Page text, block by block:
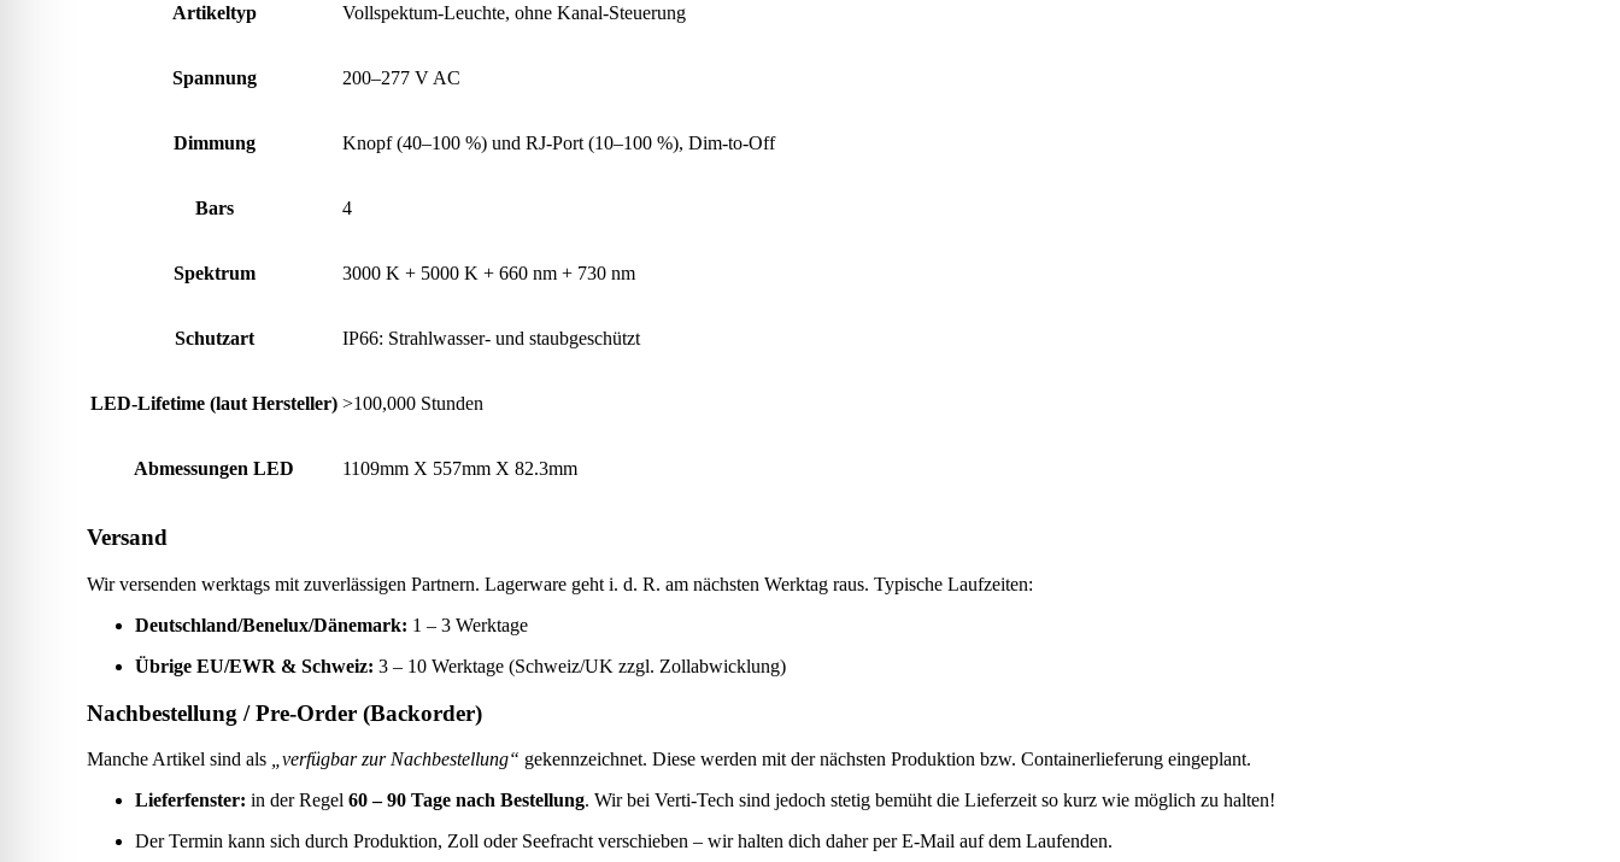
Artikeltyp Vollspektum-Leuchte, ohne Kanal-Steuerung
Spannung 200–277 V AC
Dimmung Knopf (40–100 %) und RJ-Port (10–100 %), Dim-to-Off
Bars 4
Spektrum 3000 K + 5000 K + 660 nm + 730 nm
Schutzart IP66: Strahlwasser- und staubgeschützt
LED-Lifetime (laut Hersteller) >100,000 Stunden
Abmessungen LED 1109mm X 557mm X 82.3mm
Versand
Wir versenden werktags mit zuverlässigen Partnern. Lagerware geht i. d. R. am nächsten Werktag raus. Typische Laufzeiten:
Deutschland/Benelux/Dänemark: 1 – 3 Werktage
Übrige EU/EWR & Schweiz: 3 – 10 Werktage (Schweiz/UK zzgl. Zollabwicklung)
Nachbestellung / Pre-Order (Backorder)
Manche Artikel sind als „verfügbar zur Nachbestellung“ gekennzeichnet. Diese werden mit der nächsten Produktion bzw. Containerlieferung eingeplant.
Lieferfenster: in der Regel 60 – 90 Tage nach Bestellung. Wir bei Verti-Tech sind jedoch stetig bemüht die Lieferzeit so kurz wie möglich zu halten!
Der Termin kann sich durch Produktion, Zoll oder Seefracht verschieben – wir halten dich daher per E-Mail auf dem Laufenden.